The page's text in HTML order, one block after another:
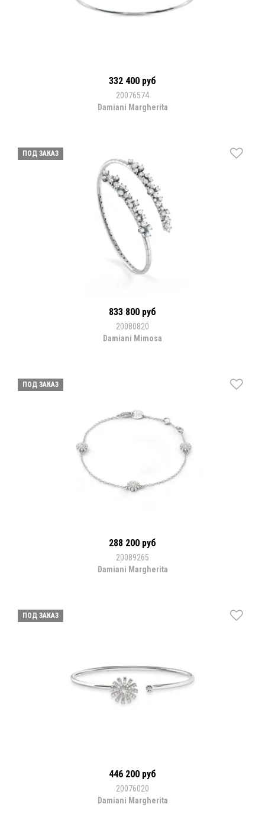
332 400 руб
20076574
Damiani Margherita
ПОД ЗАКАЗ
833 800 руб
20080820
Damiani Mimosa
ПОД ЗАКАЗ
288 200 руб
20089265
Damiani Margherita
ПОД ЗАКАЗ
446 200 руб
20076020
Damiani Margherita